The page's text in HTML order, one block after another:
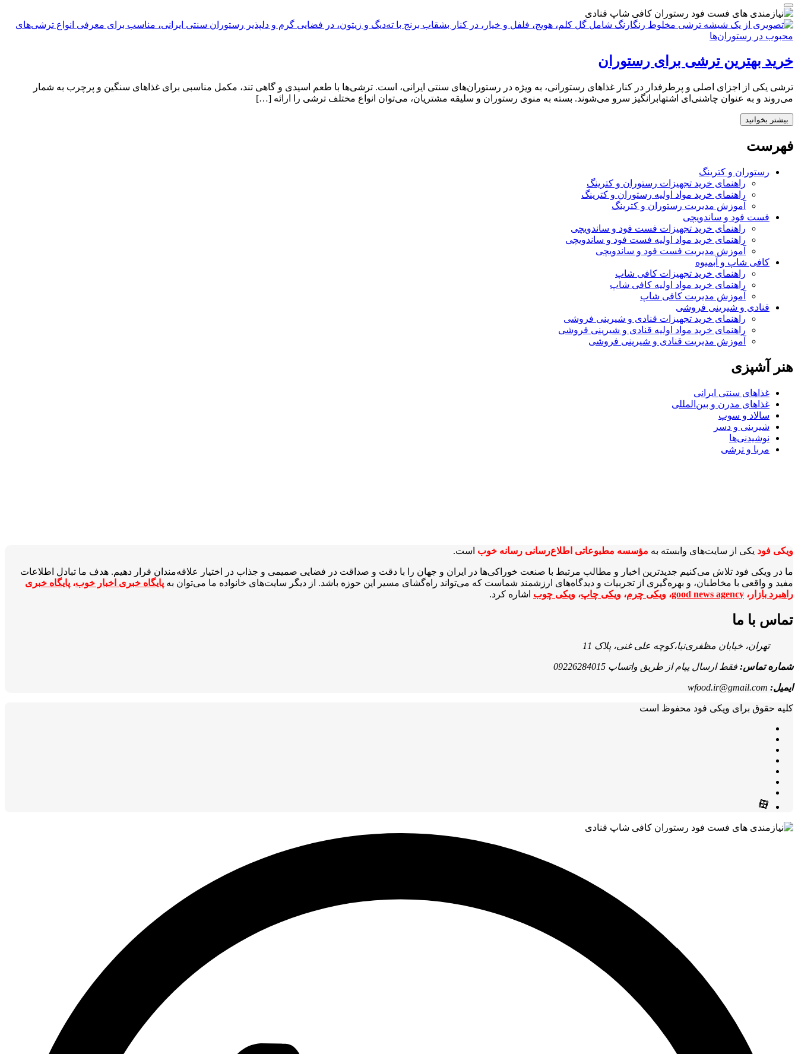
خرید بهترین ترشی برای رستوران
ترشی یکی از اجزای اصلی و پرطرفدار در کنار غذاهای رستورانی، به ویژه در رستوران‌های سنتی ایرانی، است. ترشی‌ها با طعم اسیدی و گاهی تند، مکمل مناسبی برای غذاهای سنگین و پرچرب به شمار
می‌روند و به عنوان چاشنی‌ای اشتها‌برانگیز سرو می‌شوند. بسته به منوی رستوران و سلیقه مشتریان، می‌توان انواع مختلف ترشی را ارائه […]
بیشتر بخوانید
فهرست
رستوران و کترینگ
راهنمای خرید تجهیزات رستوران و کترینگ
راهنمای خرید مواد اولیه رستوران و کترینگ
آموزش مدیریت رستوران و کترینگ
فست فود و ساندویچی
راهنمای خرید تجهیزات فست فود و ساندویچی
راهنمای خرید مواد اولیه فست فود و ساندویچی
آموزش مدیریت فست فود و ساندویچی
کافی شاپ و آبمیوه
راهنمای خرید تجهیزات کافی شاپ
راهنمای خرید مواد اولیه کافی‌ شاپ‌
آموزش مدیریت کافی شاپ
قنادی و شیرینی فروشی
راهنمای خرید تجهیزات قنادی و شیرینی فروشی
راهنمای خرید مواد اولیه قنادی و شیرینی فروشی
آموزش مدیریت قنادی و شیرینی فروشی
هنر آشپزی
غذاهای سنتی ایرانی
غذاهای مدرن و بین‌المللی
سالاد و سوپ
شیرینی و دسر
نوشیدنی‌ها
مربا و ترشی
ویکی‌ فود یکی از سایت‌های وابسته به مؤسسه مطبوعاتی اطلاع‌رسانی رسانه خوب است.
ما در ویکی‌ فود تلاش می‌کنیم جدیدترین اخبار و مطالب مرتبط با صنعت خوراکی‌ها در ایران و جهان را با دقت و صداقت در فضایی صمیمی و جذاب در اختیار علاقه‌مندان قرار دهیم. هدف ما تبادل اطلاعات
مفید و واقعی با مخاطبان، و بهره‌گیری از تجربیات و دیدگاه‌های ارزشمند شماست که می‌تواند راه‌گشای مسیر این حوزه باشد. از دیگر سایت‌های خانواده ما می‌توان به پایگاه خبری اخبار خوب، پایگاه خبری
راهبرد بازار ، good news agency، ویکی چرم، ویکی چاپ، ویکی چوب اشاره کرد.
تماس با ما
تهران، خیابان مظفری‌نیا،کوچه علی غنی، پلاک 11
شماره تماس: فقط ارسال پیام از طریق واتساپ 09226284015
ایمیل: wfood.ir@gmail.com
کلیه حقوق برای ویکی فود محفوظ است